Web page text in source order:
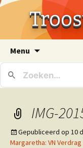
Menu
inhoud
IMG-
Gepubliceerd op 10
Margaretha: VN